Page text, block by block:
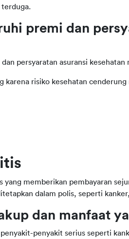
premi dan
persyaratan asuransi kesehatan
karena risiko kesehatan
yang memberikan pembayaran
dalam polis, seperti
dan manfaat
penyakit serius seperti